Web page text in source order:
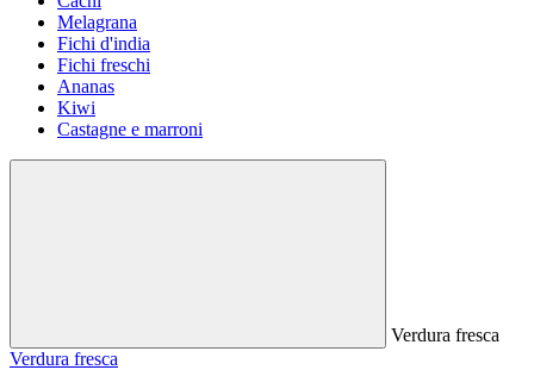
Melagrana
Fichi d'india
Fichi freschi
Ananas
Kiwi
Castagne e marroni
Verdura fresca
Verdura fresca